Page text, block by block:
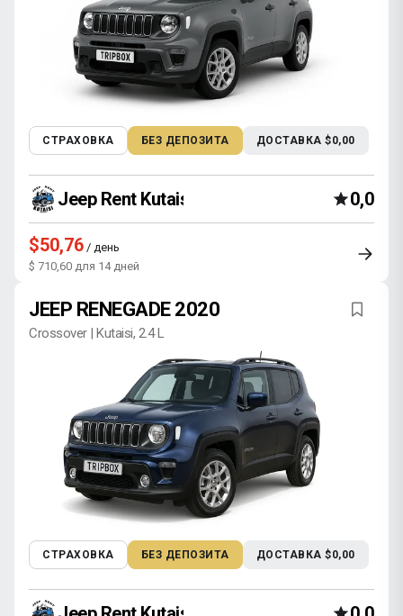
СТРАХОВКА БЕЗ ДЕПОЗИТА ДОСТАВКА $0,00
Jeep Rent Kutaisi 0,0
$50,76 / день
$ 710,60 для 14 дней
JEEP RENEGADE 2020
Crossover | Kutaisi, 2.4 L
СТРАХОВКА БЕЗ ДЕПОЗИТА ДОСТАВКА $0,00